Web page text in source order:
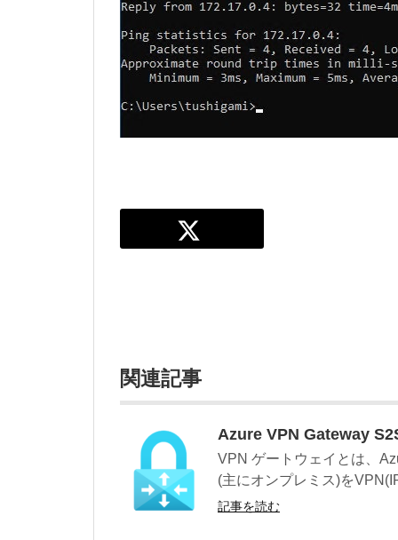
関連記事
Azure VPN Gateway
VPN ゲートウェイとは、
(主にオンプレミス)を
記事を読む